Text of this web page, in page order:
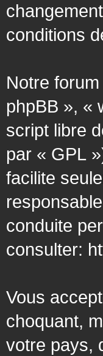
conditions
Notre
phpBB », «
script libre
par « GPL
facilite
conduite
consulter:
Vous
choquant,
votre pays,